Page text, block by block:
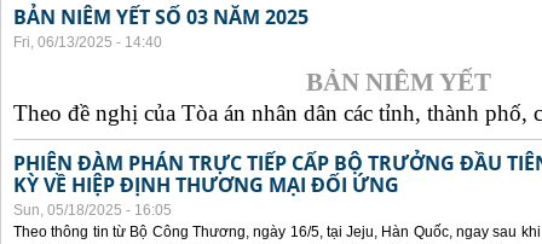
BẢN NIÊM YẾT SỐ 03 NĂM 2025
Fri, 06/13/2025 - 14:40
BẢN NIÊM YẾT
Theo đề nghị của Tòa án nhân dân các tỉnh, thành phố,
PHIÊN ĐÀM PHÁN TRỰC TIẾP CẤP BỘ TRƯỞNG ĐẦU
KỲ VỀ HIỆP ĐỊNH THƯƠNG MẠI ĐỐI ỨNG
Sun, 05/18/2025 - 16:05
Theo thông tin từ Bộ Công Thương, ngày 16/5, tại Jeju, Hàn Quốc, ngay sau